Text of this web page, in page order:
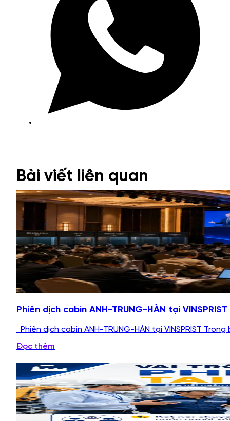
Bài viết liên quan
Phiên dịch cabin ANH-TRUNG-HÀN tại VINSPRIST
Phiên dịch cabin ANH-TRUNG-HÀN tại VINSPRIST
Đọc thêm